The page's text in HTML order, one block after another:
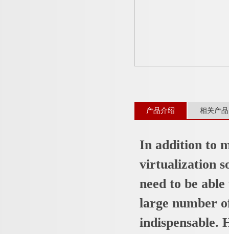
产品介绍 相关产品
In addition to
virtualization
need to be
large number
indispensable.